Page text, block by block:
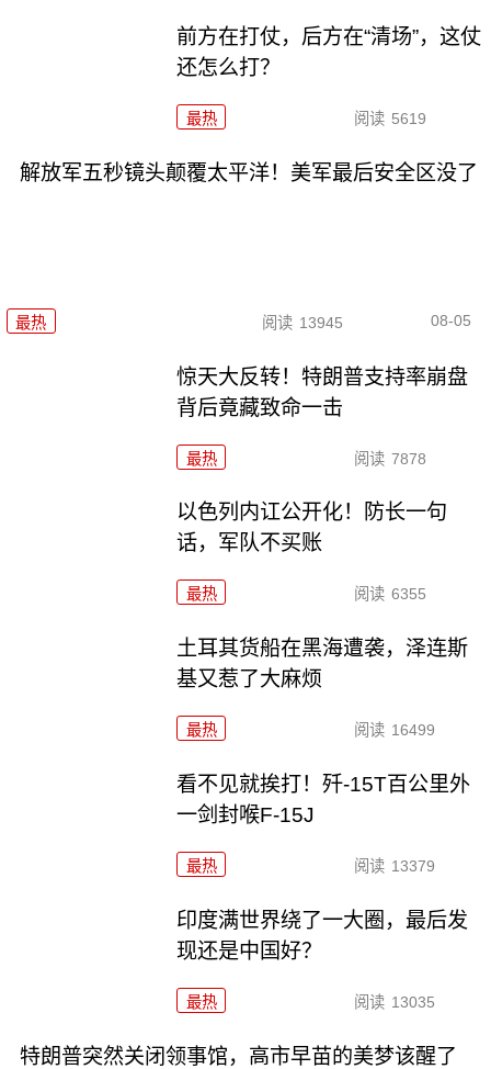
前方在打仗，后方在“清场”，这仗
还怎么打？
最热 阅读 5619
解放军五秒镜头颠覆太平洋！美军最后安全区没了
最热 阅读 13945 08-05
惊天大反转！特朗普支持率崩盘
背后竟藏致命一击
最热 阅读 7878
以色列内讧公开化！防长一句
话，军队不买账
最热 阅读 6355
土耳其货船在黑海遭袭，泽连斯
基又惹了大麻烦
最热 阅读 16499
看不见就挨打！歼-15T百公里外
一剑封喉F-15J
最热 阅读 13379
印度满世界绕了一大圈，最后发
现还是中国好？
最热 阅读 13035
特朗普突然关闭领事馆，高市早苗的美梦该醒了